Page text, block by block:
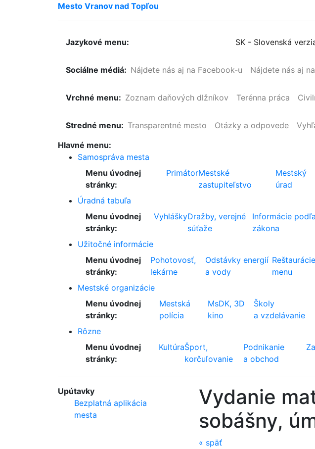
Mesto Vranov nad Topľou
Jazykové menu: SK - Slovenská
Sociálne médiá: Nájdete nás aj na Facebook-u Nájdete nás aj
Vrchné menu: Zoznam daňových dlžníkov Terénna práca
Stredné menu: Transparentné mesto Otázky a odpovede
Hlavné menu:
Samospráva mesta
Menu úvodnej
stránky:
PrimátorMestské
zastupiteľstvo
Mestský
úrad
Úradná tabuľa
Menu úvodnej
stránky:
VyhláškyDražby, verejné
súťaže
Informácie podľa
zákona
Užitočné informácie
Menu úvodnej
stránky:
Pohotovosť,
lekárne
Odstávky energií
a vody
menu
Mestské organizácie
Menu úvodnej
stránky:
Mestská
polícia
MsDK, 3D
kino
Školy
a vzdelávanie
Rôzne
Menu úvodnej
stránky:
KultúraŠport,
korčuľovanie
Podnikanie
a obchod
Upútavky
Bezplatná aplikácia
mesta
Vydanie
sobášny,
« späť